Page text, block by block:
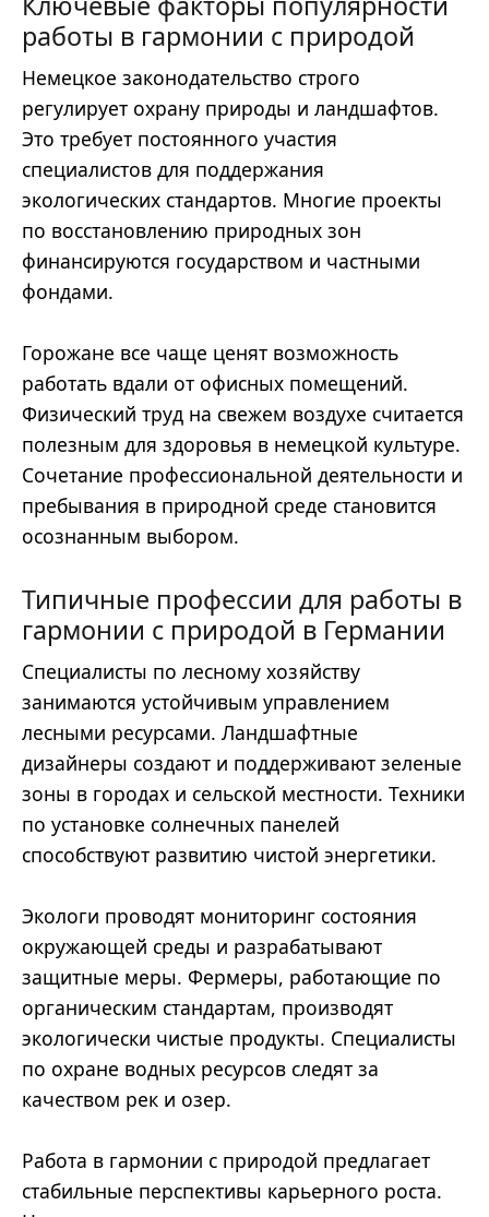
работы в гармонии с природой
Немецкое законодательство строго
регулирует охрану природы и ландшафтов.
Это требует постоянного участия
специалистов для поддержания
экологических стандартов. Многие проекты
по восстановлению природных зон
финансируются государством и частными
фондами.
Горожане все чаще ценят возможность
работать вдали от офисных помещений.
Физический труд на свежем воздухе считается
полезным для здоровья в немецкой культуре.
Сочетание профессиональной деятельности и
пребывания в природной среде становится
осознанным выбором.
Типичные профессии для работы в
гармонии с природой в Германии
Специалисты по лесному хозяйству
занимаются устойчивым управлением
лесными ресурсами. Ландшафтные
дизайнеры создают и поддерживают зеленые
зоны в городах и сельской местности. Техники
по установке солнечных панелей
способствуют развитию чистой энергетики.
Экологи проводят мониторинг состояния
окружающей среды и разрабатывают
защитные меры. Фермеры, работающие по
органическим стандартам, производят
экологически чистые продукты. Специалисты
по охране водных ресурсов следят за
качеством рек и озер.
Работа в гармонии с природой предлагает
стабильные перспективы карьерного роста.